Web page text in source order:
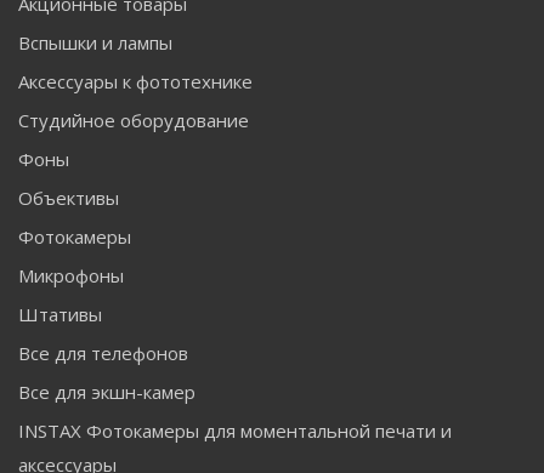
Вспышки и лампы
Аксессуары к фототехнике
Студийное оборудование
Фоны
Объективы
Фотокамеры
Микрофоны
Штативы
Все для телефонов
Все для экшн-камер
INSTAX Фотокамеры для моментальной печати и
аксессуары